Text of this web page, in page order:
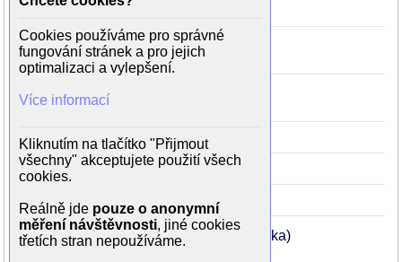
Jaké vlasy má Zlatovláska1992
(princezna)
Pohádka o touze
(princezna Lekió)
Skládačka1991 23 (Edincotová)
Princezna Duše 1991
Kamarád do deště 1988 20
Stav ztroskotání1983 Brief
(Hanka)
jede na lodi v bikinách
Cookies používáme pro správné
fungování stránek a pro jejich
optimalizaci a vylepšení.
Více informací
Kliknutím na tlačítko "Přijmout
všechny" akceptujete použití všech
cookies.
Reálně jde pouze o anonymní
měření návštěvnosti, jiné cookies
třetích stran nepoužíváme.